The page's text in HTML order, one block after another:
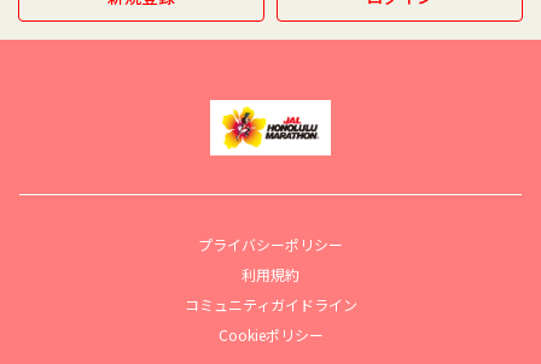
プライバシーポリシー
利用規約
コミュニティガイドライン
Cookieポリシー